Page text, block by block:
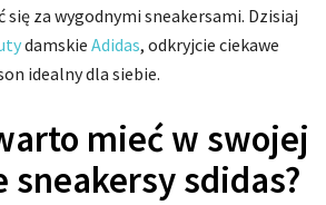
się za wygodnymi sneakersami. Dzisiaj
damskie Adidas, odkryjcie ciekawe
idealny dla siebie.
mieć w swojej
sneakersy sdidas?